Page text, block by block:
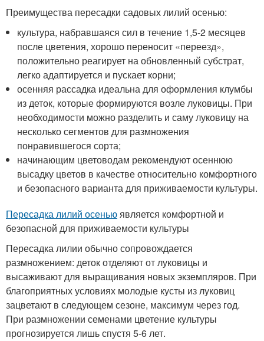
Преимущества пересадки садовых лилий осенью:
культура, набравшаяся сил в течение 1,5-2 месяцев
после цветения, хорошо переносит «переезд»,
положительно реагирует на обновленный субстрат,
легко адаптируется и пускает корни;
осенняя рассадка идеальна для оформления клумбы
из деток, которые формируются возле луковицы. При
необходимости можно разделить и саму луковицу на
несколько сегментов для размножения
понравившегося сорта;
начинающим цветоводам рекомендуют осеннюю
высадку цветов в качестве относительно комфортного
и безопасного варианта для приживаемости культуры.
Пересадка лилий осеньюявляется комфортной и
безопасной для приживаемости культуры
Пересадка лилии обычно сопровождается
размножением: деток отделяют от луковицы и
высаживают для выращивания новых экземпляров. При
благоприятных условиях молодые кусты из луковиц
зацветают в следующем сезоне, максимум через год.
При размножении семенами цветение культуры
прогнозируется лишь спустя 5-6 лет.